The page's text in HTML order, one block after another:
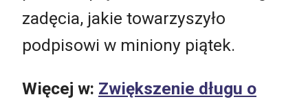
zadęcia, jakie towarzyszyło
podpisowi w miniony piątek.
Więcej w: Zwiększenie długu o